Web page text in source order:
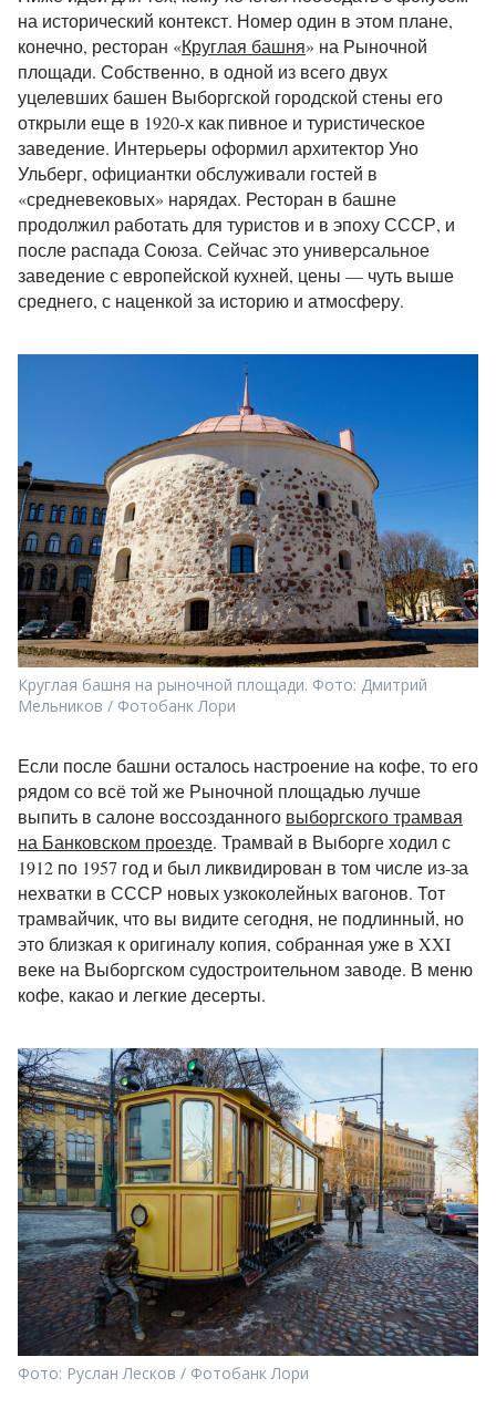
на исторический контекст. Номер один в этом плане,
конечно, ресторан «Круглая башня» на Рыночной
площади. Собственно, в одной из всего двух
уцелевших башен Выборгской городской стены его
открыли еще в 1920-х как пивное и туристическое
заведение. Интерьеры оформил архитектор Уно
Ульберг, официантки обслуживали гостей в
«средневековых» нарядах. Ресторан в башне
продолжил работать для туристов и в эпоху СССР, и
после распада Союза. Сейчас это универсальное
заведение с европейской кухней, цены — чуть выше
среднего, с наценкой за историю и атмосферу.
Круглая башня на рыночной площади. Фото: Дмитрий
Мельников / Фотобанк Лори
Если после башни осталось настроение на кофе, то его
рядом со всё той же Рыночной площадью лучше
выпить в салоне воссозданного выборгского трамвая
на Банковском проезде. Трамвай в Выборге ходил с
1912 по 1957 год и был ликвидирован в том числе из-за
нехватки в СССР новых узкоколейных вагонов. Тот
трамвайчик, что вы видите сегодня, не подлинный, но
это близкая к оригиналу копия, собранная уже в XXI
веке на Выборгском судостроительном заводе. В меню
кофе, какао и легкие десерты.
Фото: Руслан Лесков / Фотобанк Лори